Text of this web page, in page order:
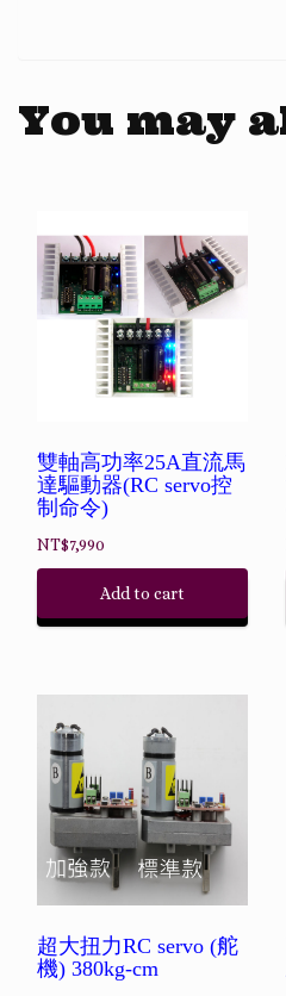
You may
雙軸高功率25A直流馬
達驅動器(RC servo控
制命令)
NT$7,990
Add to cart
超大扭力RC servo (舵
機) 380kg-cm